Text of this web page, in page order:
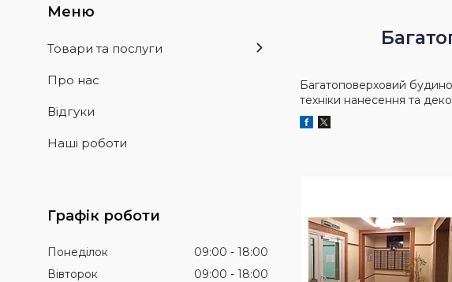
Багатоповерховий
техніки нанесення та
Товари та послуги
Про нас
Відгуки
Наші роботи
Графік роботи
Понеділок 09:00
18:00
Вівторок
09:00
18:00